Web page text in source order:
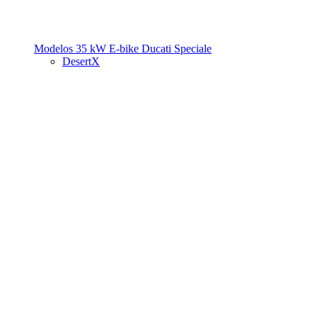
Modelos 35 kW E-bike Ducati Speciale
DesertX